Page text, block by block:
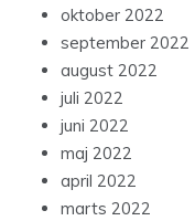
oktober 2022
september 2022
august 2022
juli 2022
juni 2022
maj 2022
april 2022
marts 2022